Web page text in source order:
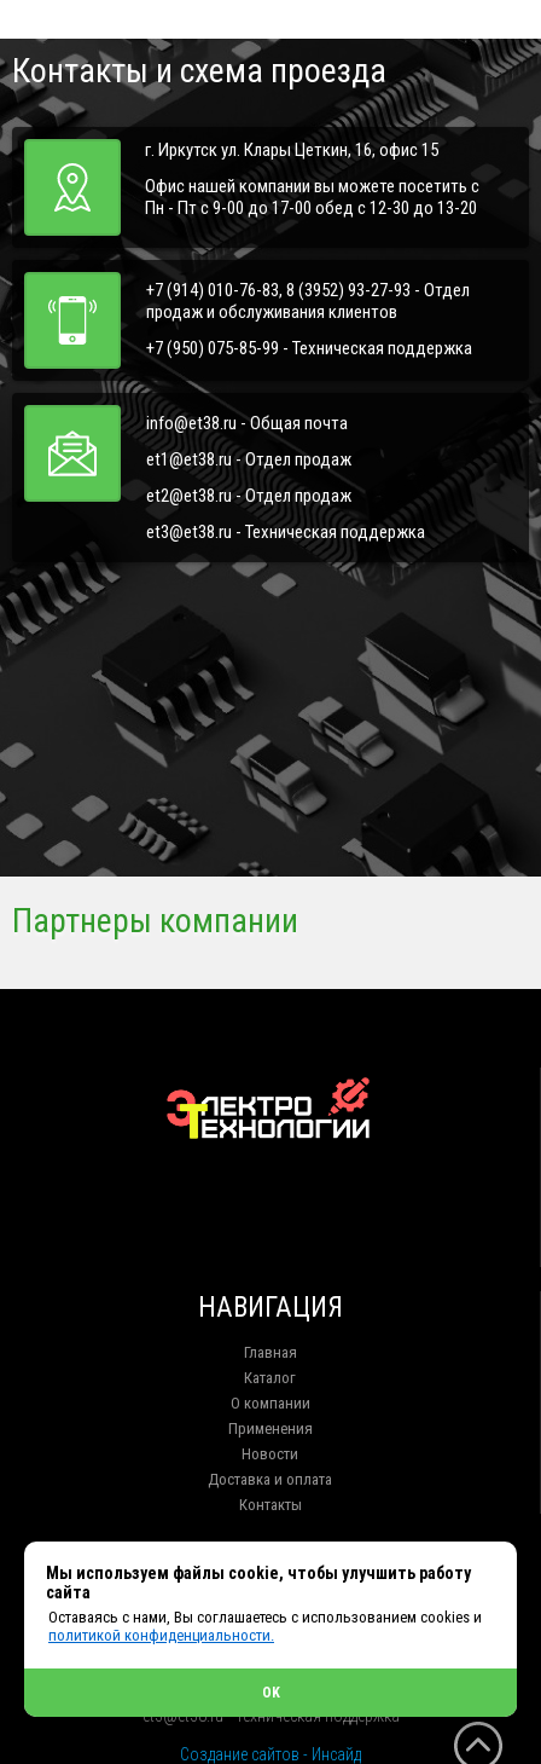
Контакты и схема проезда
г. Иркутск ул. Клары Цеткин, 16, офис 15
Офис нашей компании вы можете посетить с
Пн - Пт с 9-00 до 17-00 обед с 12-30 до 13-20
+7 (914) 010-76-83, 8 (3952) 93-27-93 - Отдел
продаж и обслуживания клиентов
+7 (950) 075-85-99 - Техническая поддержка
info@et38.ru - Общая почта
et1@et38.ru - Отдел продаж
et2@et38.ru - Отдел продаж
et3@et38.ru - Техническая поддержка
Партнеры компании
НАВИГАЦИЯ
Главная
Каталог
О компании
Применения
Новости
Доставка и оплата
Контакты
+7 (914) 010-76-83, 8 (3952) 93-27-93 - Отдел продаж
+7 (950) 075-85-99 - Техническая поддержка
et2@et38.ru - Отдел продаж
et3@et38.ru - Техническая поддержка
Создание сайтов - Инсайд
Мы используем файлы cookie, чтобы улучшить работу
сайта
Оставаясь с нами, Вы соглашаетесь с использованием cookies и
политикой конфиденциальности.
OK